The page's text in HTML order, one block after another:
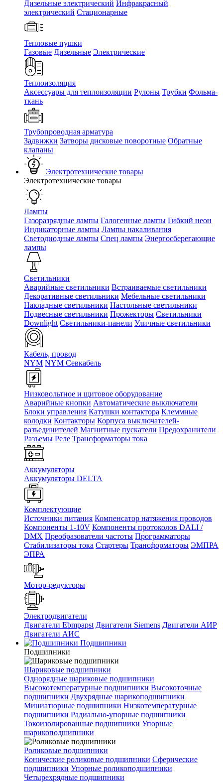
Дизельные электрический Инфракрасный
электрический Стационарные
Тепловые пушки
Газовые Дизельные Электрические
Теплоизоляция
Аксессуары для теплоизоляции Рулоны Трубки Фольма-
ткань
Трубопроводная арматура
Задвижки Затворы дисковые поворотные Обратные
клапаны
Электротехнические товары
Электротехнические товары
Лампы
Газоразрядные лампы Галогенные лампы Гибкий неон
Индикаторные лампы Лампы накаливания
Светодиодные лампы Спец лампы Энергосберегающие
лампы
Светильники
Аварийные светильники Встраиваемые светильники
Декоративные светильники Мебельные светильники
Накладные светильники Настольные светильники
Подвесные светильники Прожекторы Светильники
Downlight Светильники-панели Уличные светильники
Кабель, провод
NYM NYM Севкабель
Низковольтное и щитовое оборудование
Аварийные кнопки Автоматические выключатели
Блоки управления Катушки контактора Клеммные
колодки Контакторы Корпуса выключателей-
разъединителей Магнитные пускатели Предохранители
Разъемы Реле Трансформаторы тока
Аккумуляторы
Аккумуляторы DELTA
Комплектующие
Источники питания Компенсатор натяжения проводов
Компоненты 1-10V Компоненты протоколов DALI /
DMX Преобразователи частоты Программаторы
Стабилизаторы тока Стартеры Трансформаторы ЭМПРА
ЭПРА
Мотор-редукторы
Электродвигатели
Двигатели Ebmpapst Двигатели Siemens Двигатели АИР
Двигатели АИС
Подшипники
Подшипники
Шариковые подшипники
Однорядные шариковые подшипники
Высокотемпературные подшипники Высокоточные
подшипники Двухрядные шарикоподшипники
Миниатюрные подшипники Низкотемпературные
подшипники Радиально-упорные подшипники
Токоизолированные подшипники Упорные
шарикоподшипники
Роликовые подшипники
Конические роликовые подшипники Сферические
подшипники Упорные роликоподшипники
Четырехрядные подшипники